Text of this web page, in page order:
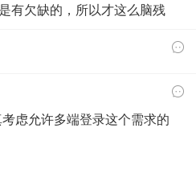
有欠缺的，所以才这么脑残
虑允许多端登录这个需求的